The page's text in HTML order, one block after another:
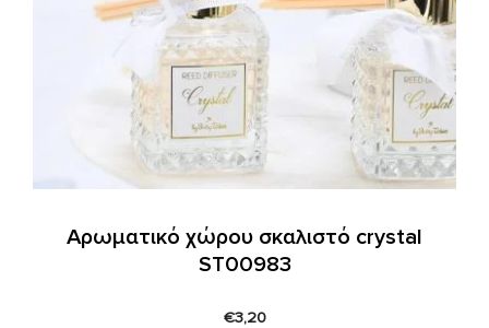
Αρωματικό χώρου σκαλιστό crystal
ST00983
€3,20